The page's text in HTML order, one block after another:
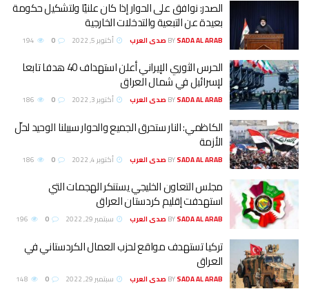
الصدر: نوافق على الحوار إذا كان علنيًا ولتشكيل حكومة
بعيدة عن التبعية والتدخلات الخارجية
BYSADA AL ARAB صدى العرب أكتوبر 5, 2022
الحرس الثوري الإيراني أعلن استهداف 40 هدفا تابعا
لإسرائيل في شمال العراق
BYSADA AL ARAB صدى العرب أكتوبر 3, 2022
الكاظمي: النار ستحرق الجميع والحوار سبيلنا الوحيد لحلّ
الأزمة
BYSADA AL ARAB صدى العرب أكتوبر 4, 2022
مجلس التعاون الخليجي يستنكر الهجمات التي
استهدفت إقليم كردستان العراق
BYSADA AL ARAB صدى العرب سبتمبر 29, 2022
تركيا تستهدف مواقع لحزب العمال الكردستاني في
العراق
BYSADA AL ARAB صدى العرب سبتمبر 29, 2022